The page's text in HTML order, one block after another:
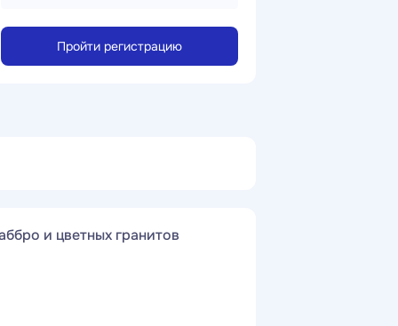
Пройти регистрацию
и цветных гранитов